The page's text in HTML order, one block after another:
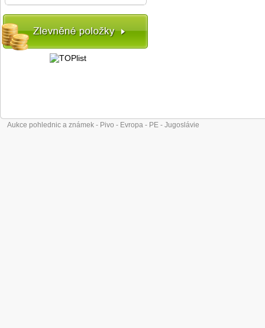
Aukce pohlednic a známek - Pivo - Evropa - PE - Jugoslávie